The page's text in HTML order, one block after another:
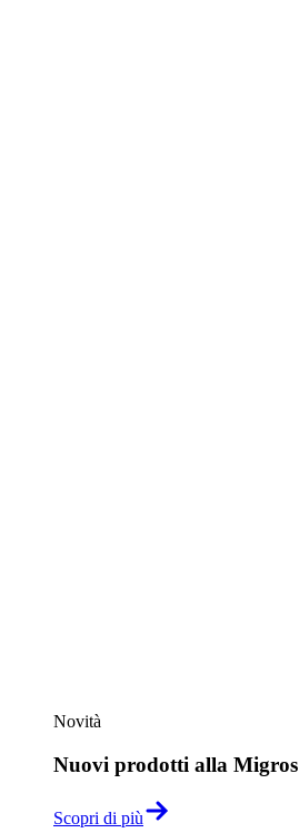
Novità
Nuovi prodotti alla Migros
Scopri di più